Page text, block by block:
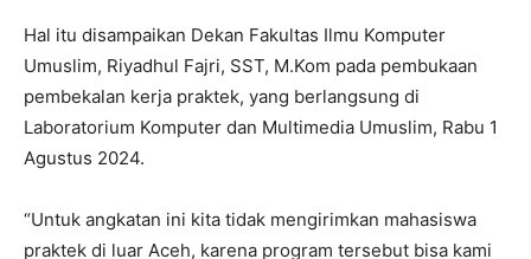
Hal itu disampaikan Dekan Fakultas Ilmu Komputer
Umuslim, Riyadhul Fajri, SST, M.Kom pada pembukaan
pembekalan kerja praktek, yang berlangsung di
Laboratorium Komputer dan Multimedia Umuslim, Rabu 1
Agustus 2024.
“Untuk angkatan ini kita tidak mengirimkan mahasiswa
praktek di luar Aceh, karena program tersebut bisa kami